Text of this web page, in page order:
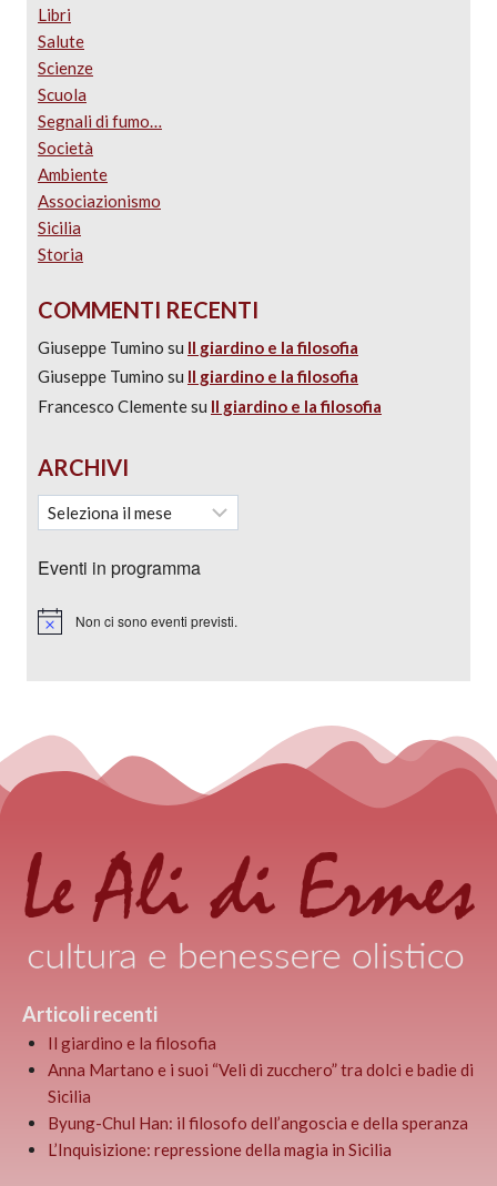
Libri
Salute
Scienze
Scuola
Segnali di fumo…
Società
Ambiente
Associazionismo
Sicilia
Storia
COMMENTI RECENTI
Giuseppe Tumino su Il giardino e la filosofia
Giuseppe Tumino su Il giardino e la filosofia
Francesco Clementesu Il giardino e la filosofia
ARCHIVI
Eventi in programma
Notice Non ci sono eventi previsti.
Articoli recenti
Il giardino e la filosofia
Anna Martano e i suoi “Veli di zucchero” tra dolci e badie di
Sicilia
Byung-Chul Han: il filosofo dell’angoscia e della speranza
L’Inquisizione: repressione della magia in Sicilia